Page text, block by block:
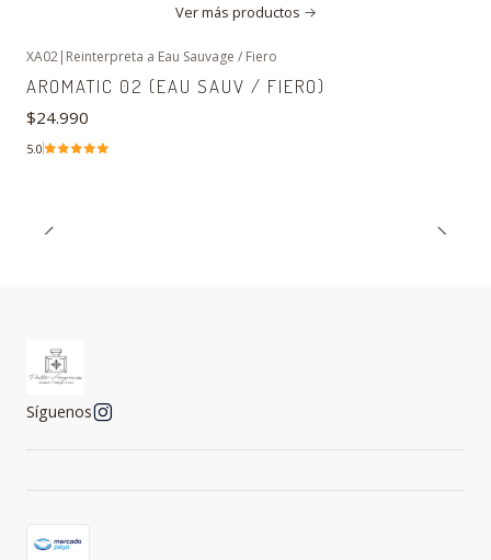
Ver más productos
XA02| Reinterpreta a Eau Sauvage / Fiero
AROMATIC 02 (EAU SAUV / FIERO)
$24.990
5.0
Síguenos